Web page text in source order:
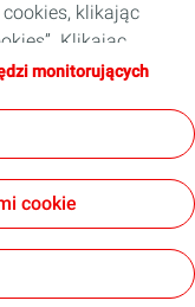
klikając
Klikając
zgodę na
będą tylko
na ten temat
osobowych i
monitorujących
cookie